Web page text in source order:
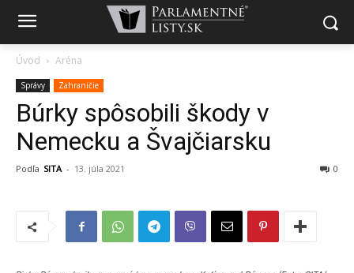
Úvod Aréna
Správy Zahraničie
Búrky spôsobili škody v
Nemecku a Švajčiarsku
Podľa SITA - 13. júla 2021 0